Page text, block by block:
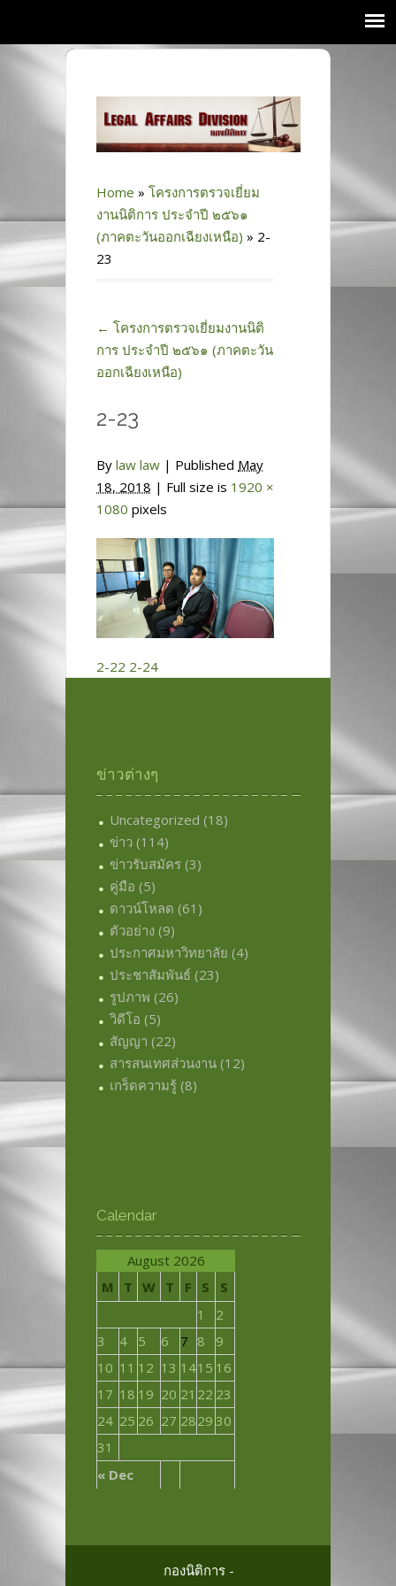
Home » โครงการตรวจเยี่ยม
งานนิติการ ประจำปี ๒๕๖๑
(ภาคตะวันออกเฉียงเหนือ) » 2-
23
← โครงการตรวจเยี่ยมงานนิติ
การ ประจำปี ๒๕๖๑ (ภาคตะวัน
ออกเฉียงเหนือ)
2-23
By law law | Published May
18, 2018 | Full size is 1920 ×
1080 pixels
2-22 2-24
ข่าวต่างๆ
Uncategorized (18)
ข่าว (114)
ข่าวรับสมัคร (3)
คู่มือ (5)
ดาวน์โหลด (61)
ตัวอย่าง (9)
ประกาศมหาวิทยาลัย (4)
ประชาสัมพันธ์ (23)
รูปภาพ (26)
วิดีโอ (5)
สัญญา (22)
สารสนเทศส่วนงาน (12)
เกร็ดความรู้ (8)
Calendar
August 2026
M
T W T F S S
« Dec
1
2
3
4 5 6 7 8
9
10 11 12 13 1415 16
17 18 19 20 21 22 23
24 25 26 27 2829 30
31
กองนิติการ -